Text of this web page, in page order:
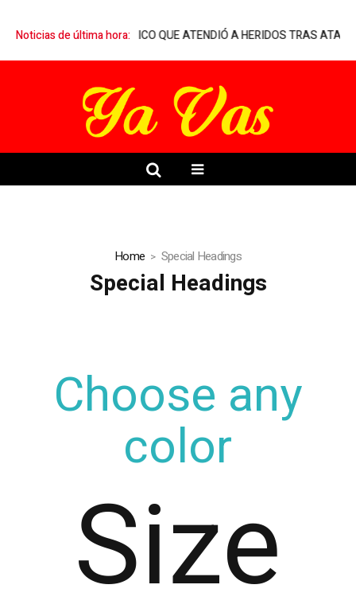
Noticias de última hora:
EN MARQUELIA A MÉDICO QUE ATENDIÓ A HERIDOS TRAS
Home Special Headings
Special Headings
Choose any
color
Size